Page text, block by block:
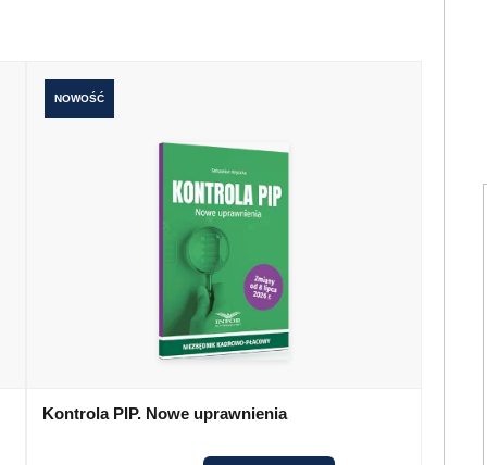
NOWOŚĆ
Kontrola PIP. Nowe uprawnienia